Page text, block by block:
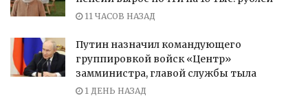
11 ЧАСОВ НАЗАД
Путин назначил командующего
группировкой войск «Центр»
замминистра, главой службы тыла
1 ДЕНЬ НАЗАД